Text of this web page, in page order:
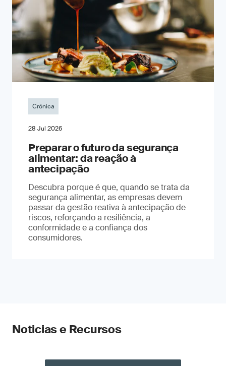
Crónica
28 Jul 2026
Preparar o futuro da segurança
alimentar: da reação à
antecipação
Descubra porque é que, quando se trata da
segurança alimentar, as empresas devem
passar da gestão reativa à antecipação de
riscos, reforçando a resiliência, a
conformidade e a confiança dos
consumidores.
Noticias e Recursos